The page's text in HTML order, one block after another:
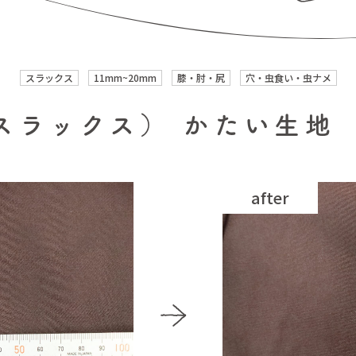
スラックス 11mm~20mm 膝・肘・尻 穴・虫食い・虫ナメ
ラックス） かたい生